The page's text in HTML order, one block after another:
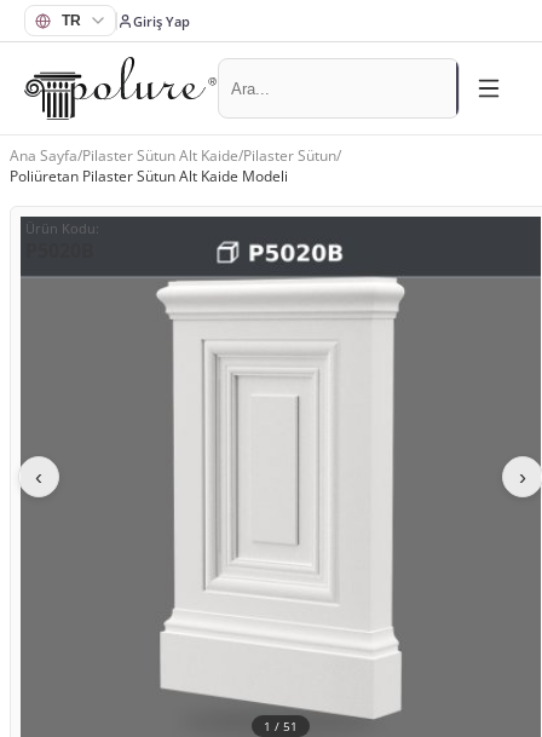
Giriş Yap
Ana Sayfa/Pilaster Sütun Alt Kaide/Pilaster Sütun/
Poliüretan Pilaster Sütun Alt Kaide Modeli
Ürün Kodu:
‹ ›
1 / 51